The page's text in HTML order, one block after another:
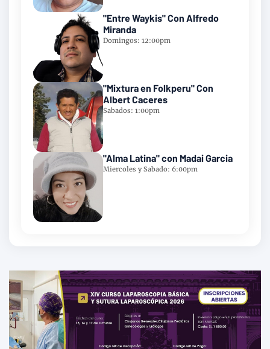
"Entre Waykis" Con Alfredo
Miranda
Domingos: 12:00pm
"Mixtura en Folkperu" Con
Albert Caceres
Sabados: 1:00pm
"Alma Latina" con Madai Garcia
Miercoles y Sabado: 6:00pm